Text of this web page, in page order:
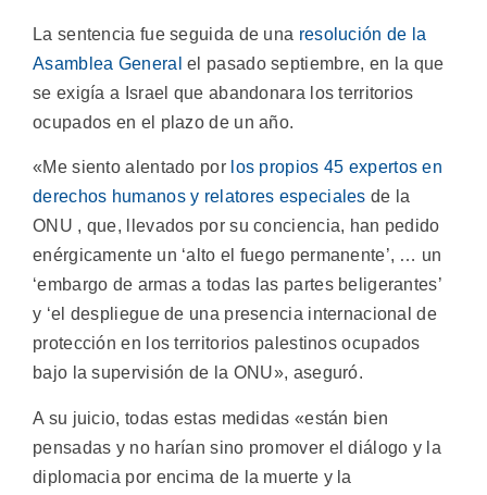
La sentencia fue seguida de una resolución de la
Asamblea General el pasado septiembre, en la que
se exigía a Israel que abandonara los territorios
ocupados en el plazo de un año.
«Me siento alentado por los propios 45 expertos en
derechos humanos y relatores especiales de la
ONU , que, llevados por su conciencia, han pedido
enérgicamente un ‘alto el fuego permanente’, … un
‘embargo de armas a todas las partes beligerantes’
y ‘el despliegue de una presencia internacional de
protección en los territorios palestinos ocupados
bajo la supervisión de la ONU», aseguró.
A su juicio, todas estas medidas «están bien
pensadas y no harían sino promover el diálogo y la
diplomacia por encima de la muerte y la